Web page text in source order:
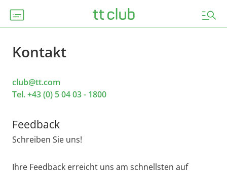
subtitles manage_search
Kontakt
club@tt.com
Tel. +43 (0) 5 04 03 - 1800
Feedback
Schreiben Sie uns!
Ihre Feedback erreicht uns am schnellsten auf